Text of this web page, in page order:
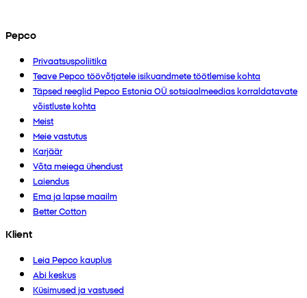
Pepco
Privaatsuspoliitika
Teave Pepco töövõtjatele isikuandmete töötlemise kohta
Täpsed reeglid Pepco Estonia OÜ sotsiaalmeedias korraldatavate
võistluste kohta
Meist
Meie vastutus
Karjäär
Võta meiega ühendust
Laiendus
Ema ja lapse maailm
Better Cotton
Klient
Leia Pepco kauplus
Abi keskus
Küsimused ja vastused